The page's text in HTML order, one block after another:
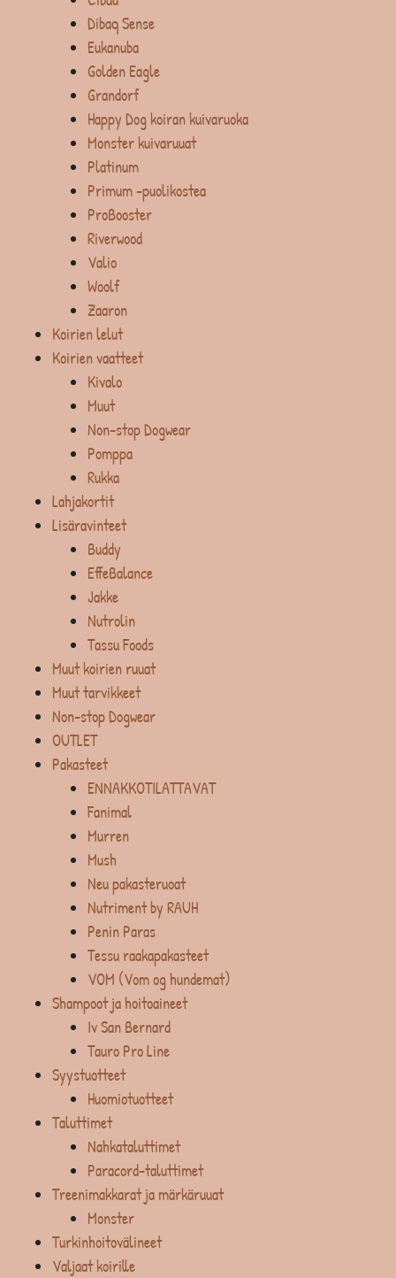
Dibaq Sense
Eukanuba
Golden Eagle
Grandorf
Happy Dog koiran kuivaruoka
Monster kuivaruuat
Platinum
Primum -puolikostea
ProBooster
Riverwood
Valio
Woolf
Zaaron
Koirien lelut
Koirien vaatteet
Kivalo
Muut
Non-stop Dogwear
Pomppa
Rukka
Lahjakortit
Lisäravinteet
Buddy
EffeBalance
Jakke
Nutrolin
Tassu Foods
Muut koirien ruuat
Muut tarvikkeet
Non-stop Dogwear
OUTLET
Pakasteet
ENNAKKOTILATTAVAT
Fanimal
Murren
Mush
Neu pakasteruoat
Nutriment by RAUH
Penin Paras
Tessu raakapakasteet
VOM (Vom og hundemat)
Shampoot ja hoitoaineet
Iv San Bernard
Tauro Pro Line
Syystuotteet
Huomiotuotteet
Taluttimet
Nahkataluttimet
Paracord-taluttimet
Treenimakkarat ja märkäruuat
Monster
Turkinhoitovälineet
Valjaat koirille